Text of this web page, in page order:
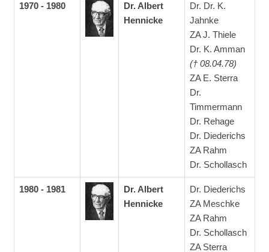
1970 - 1980
Dr. Albert
Hennicke
Dr. Dr. K.
Jahnke
ZA J. Thiele
Dr. K. Amman
(† 08.04.78)
ZA E. Sterra
Dr.
Timmermann
Dr. Rehage
Dr. Diederichs
ZA Rahm
Dr. Schollasch
1980 - 1981
Dr. Albert
Hennicke
Dr. Diederichs
ZA Meschke
ZA Rahm
Dr. Schollasch
ZA Sterra